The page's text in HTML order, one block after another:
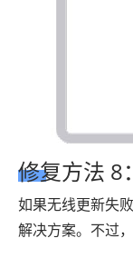
修复方法 8
如果无线更新失
解决方案。不过